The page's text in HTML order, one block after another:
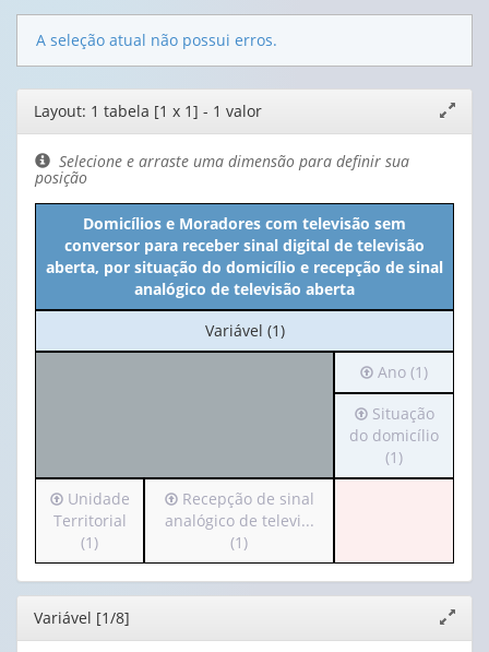
A seleção atual não possui erros.
Editor
de
layout
janela
Layout: 1 tabela [1 x 1] - 1 valor
Selecione e arraste uma dimensão para definir sua
posição
Domicílios e Moradores com televisão sem
conversor para receber sinal digital de televisão
aberta, por situação do domicílio e recepção de sinal
analógico de televisão aberta
No
cabeçalho:
Variável (1)
Irá
para
o
cabeçalho
(possui
apenas
Ano
Ano (1)
Irá
para
cabeçalho
valor):
Situação
do domicílio
(1)
Irá
para
cabeçalho
(possui
apenas
1
Unidade
Territorial
(1)
Irá
para
cabeçalho
(possui
Recepção de sinal
analógico de televi...
(1)
Editor
janela
Variável [1/8]